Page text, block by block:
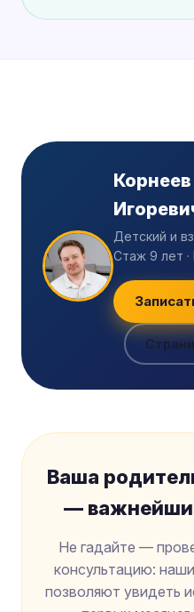
Детский и
Стаж 9 лет
Ваша
—
Не гадайте —
консультацию:
позволяют увидеть